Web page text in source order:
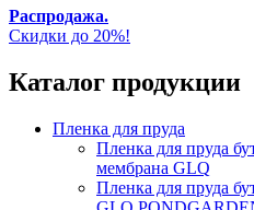
Распродажа.
Скидки до 20%!
Каталог продукции
Пленка для пруда
Пленка для пруда
мембрана GLQ
Пленка для пруда